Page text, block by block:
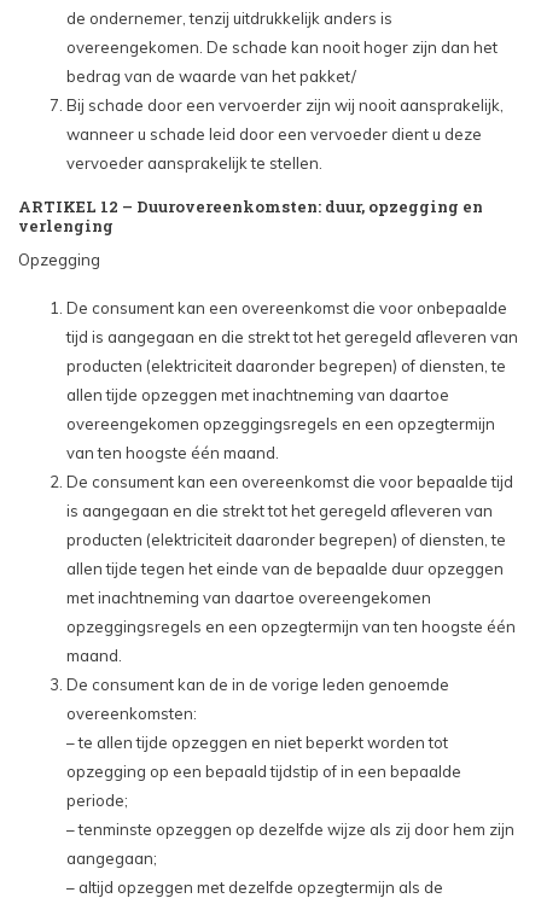
de ondernemer, tenzij uitdrukkelijk anders is
overeengekomen. De schade kan nooit hoger zijn dan het
bedrag van de waarde van het pakket/
Bij schade door een vervoerder zijn wij nooit aansprakelijk,
wanneer u schade leid door een vervoeder dient u deze
vervoeder aansprakelijk te stellen.
ARTIKEL 12 – Duurovereenkomsten: duur, opzegging en
verlenging
Opzegging
De consument kan een overeenkomst die voor onbepaalde
tijd is aangegaan en die strekt tot het geregeld afleveren van
producten (elektriciteit daaronder begrepen) of diensten, te
allen tijde opzeggen met inachtneming van daartoe
overeengekomen opzeggingsregels en een opzegtermijn
van ten hoogste één maand.
De consument kan een overeenkomst die voor bepaalde tijd
is aangegaan en die strekt tot het geregeld afleveren van
producten (elektriciteit daaronder begrepen) of diensten, te
allen tijde tegen het einde van de bepaalde duur opzeggen
met inachtneming van daartoe overeengekomen
opzeggingsregels en een opzegtermijn van ten hoogste één
maand.
De consument kan de in de vorige leden genoemde
overeenkomsten:
– te allen tijde opzeggen en niet beperkt worden tot
opzegging op een bepaald tijdstip of in een bepaalde
periode;
– tenminste opzeggen op dezelfde wijze als zij door hem zijn
aangegaan;
– altijd opzeggen met dezelfde opzegtermijn als de